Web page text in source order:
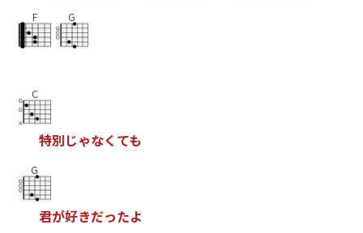
F G
C
特別じゃなく ても
G
君が好きだったよ